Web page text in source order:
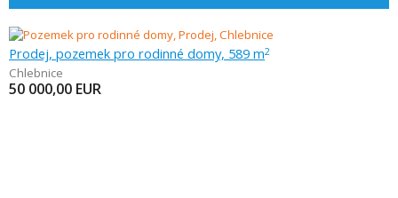
Prodej, pozemek pro rodinné domy, 589 m2
Chlebnice
50 000,00 EUR